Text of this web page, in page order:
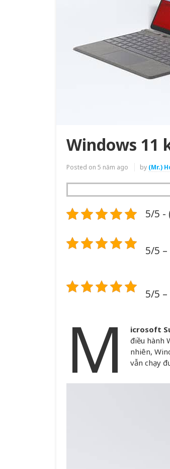
Windows 11
Posted on 5 năm ago by (Mr.)
5/5 -
5/5 –
5/5 –
M icrosoft
điều hành
nhiên,
vẫn chạy